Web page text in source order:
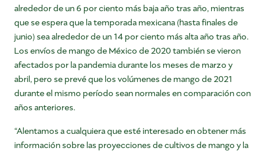
alrededor de un 6 por ciento más baja año tras año, mientras
que se espera que la temporada mexicana (hasta finales de
junio) sea alrededor de un 14 por ciento más alta año tras año.
Los envíos de mango de México de 2020 también se vieron
afectados por la pandemia durante los meses de marzo y
abril, pero se prevé que los volúmenes de mango de 2021
durante el mismo período sean normales en comparación con
años anteriores.
“Alentamos a cualquiera que esté interesado en obtener más
información sobre las proyecciones de cultivos de mango y la